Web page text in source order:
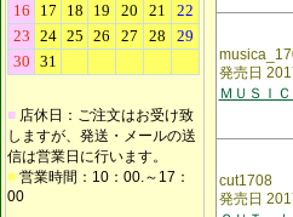
■ 店休日：ご注文はお受け致
しますが、発送・メールの送
信は営業日に行います。
■ 営業時間：10：00.～17：
00
発売日
ＭＵＳＩ
cut1708
発売日